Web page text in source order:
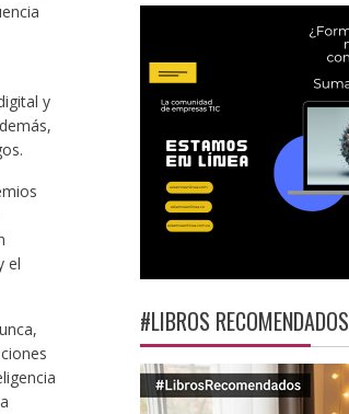
y
el
#LIBROS RECOMENDADOS